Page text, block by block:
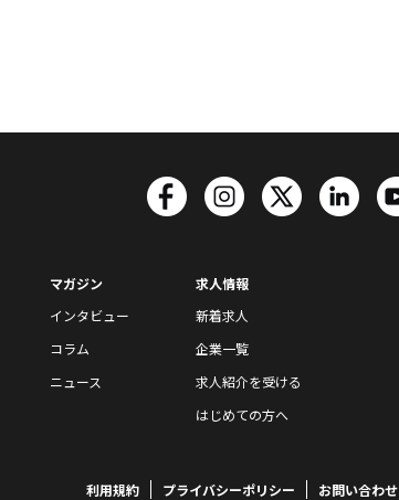
マガジン
インタビュー
コラム
ニュース
求人情報
新着求人
企業一覧
求人紹介を受ける
はじめての方へ
利用規約 プライバシーポリシー お問い合わせ